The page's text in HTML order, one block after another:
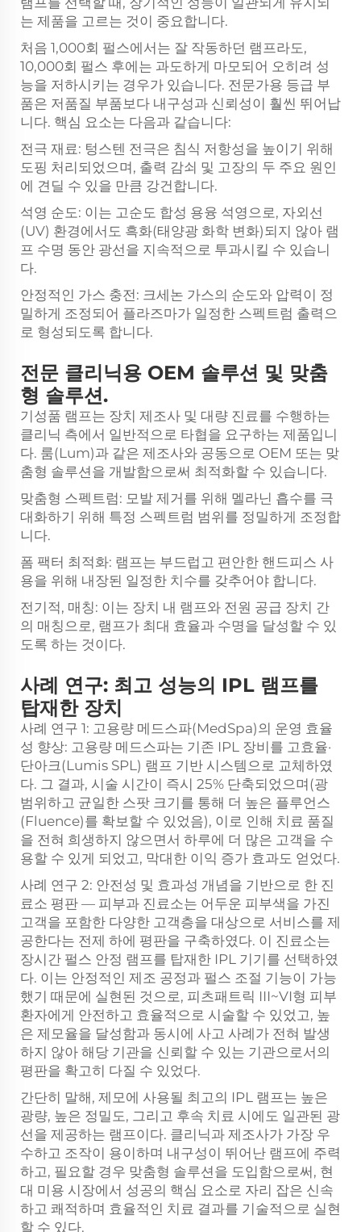
는 제품을 고르는 것이 중요합니다.
처음 1,000회 펄스에서는 잘 작동하던 램프라도,
10,000회 펄스 후에는 과도하게 마모되어 오히려 성
능을 저하시키는 경우가 있습니다. 전문가용 등급 부
품은 저품질 부품보다 내구성과 신뢰성이 훨씬 뛰어납
니다. 핵심 요소는 다음과 같습니다:
전극 재료: 텅스텐 전극은 침식 저항성을 높이기 위해
도핑 처리되었으며, 출력 감쇠 및 고장의 두 주요 원인
에 견딜 수 있을 만큼 강건합니다.
석영 순도: 이는 고순도 합성 용융 석영으로, 자외선
(UV) 환경에서도 흑화(태양광 화학 변화)되지 않아 램
프 수명 동안 광선을 지속적으로 투과시킬 수 있습니
다.
안정적인 가스 충전: 크세논 가스의 순도와 압력이 정
밀하게 조정되어 플라즈마가 일정한 스펙트럼 출력으
로 형성되도록 합니다.
전문 클리닉용 OEM 솔루션 및 맞춤
형 솔루션.
기성품 램프는 장치 제조사 및 대량 진료를 수행하는
클리닉 측에서 일반적으로 타협을 요구하는 제품입니
다. 룸(Lum)과 같은 제조사와 공동으로 OEM 또는 맞
춤형 솔루션을 개발함으로써 최적화할 수 있습니다.
맞춤형 스펙트럼: 모발 제거를 위해 멜라닌 흡수를 극
대화하기 위해 특정 스펙트럼 범위를 정밀하게 조정합
니다.
폼 팩터 최적화: 램프는 부드럽고 편안한 핸드피스 사
용을 위해 내장된 일정한 치수를 갖추어야 합니다.
전기적, 매칭: 이는 장치 내 램프와 전원 공급 장치 간
의 매칭으로, 램프가 최대 효율과 수명을 달성할 수 있
도록 하는 것이다.
사례 연구: 최고 성능의 IPL 램프를
탑재한 장치
사례 연구 1: 고용량 메드스파(MedSpa)의 운영 효율
성 향상: 고용량 메드스파는 기존 IPL 장비를 고효율·
단아크(Lumis SPL) 램프 기반 시스템으로 교체하였
다. 그 결과, 시술 시간이 즉시 25% 단축되었으며(광
범위하고 균일한 스팟 크기를 통해 더 높은 플루언스
(Fluence)를 확보할 수 있었음), 이로 인해 치료 품질
을 전혀 희생하지 않으면서 하루에 더 많은 고객을 수
용할 수 있게 되었고, 막대한 이익 증가 효과도 얻었다.
사례 연구 2: 안전성 및 효과성 개념을 기반으로 한 진
료소 평판 — 피부과 진료소는 어두운 피부색을 가진
고객을 포함한 다양한 고객층을 대상으로 서비스를 제
공한다는 전제 하에 평판을 구축하였다. 이 진료소는
장시간 펄스 안정 램프를 탑재한 IPL 기기를 선택하였
다. 이는 안정적인 제조 공정과 펄스 조절 기능이 가능
했기 때문에 실현된 것으로, 피츠패트릭 III~VI형 피부
환자에게 안전하고 효율적으로 시술할 수 있었고, 높
은 제모율을 달성함과 동시에 사고 사례가 전혀 발생
하지 않아 해당 기관을 신뢰할 수 있는 기관으로서의
평판을 확고히 다질 수 있었다.
간단히 말해, 제모에 사용될 최고의 IPL 램프는 높은
광량, 높은 정밀도, 그리고 후속 치료 시에도 일관된 광
선을 제공하는 램프이다. 클리닉과 제조사가 가장 우
수하고 조작이 용이하며 내구성이 뛰어난 램프에 주력
하고, 필요할 경우 맞춤형 솔루션을 도입함으로써, 현
대 미용 시장에서 성공의 핵심 요소로 자리 잡은 신속
하고 쾌적하며 효율적인 치료 결과를 기술적으로 실현
할 수 있다.